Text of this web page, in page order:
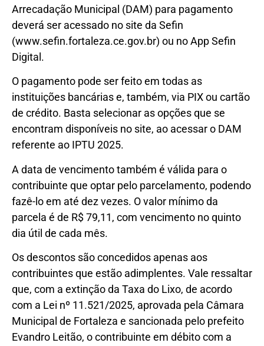
Arrecadação Municipal (DAM) para pagamento
deverá ser acessado no site da Sefin
(www.sefin.fortaleza.ce.gov.br) ou no App Sefin
Digital.
O pagamento pode ser feito em todas as
instituições bancárias e, também, via PIX ou cartão
de crédito. Basta selecionar as opções que se
encontram disponíveis no site, ao acessar o DAM
referente ao IPTU 2025.
A data de vencimento também é válida para o
contribuinte que optar pelo parcelamento, podendo
fazê-lo em até dez vezes. O valor mínimo da
parcela é de R$ 79,11, com vencimento no quinto
dia útil de cada mês.
Os descontos são concedidos apenas aos
contribuintes que estão adimplentes. Vale ressaltar
que, com a extinção da Taxa do Lixo, de acordo
com a Lei nº 11.521/2025, aprovada pela Câmara
Municipal de Fortaleza e sancionada pelo prefeito
Evandro Leitão, o contribuinte em débito com a